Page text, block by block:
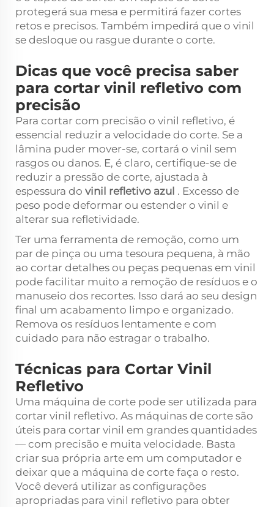
protegerá sua mesa e permitirá fazer cortes
retos e precisos. Também impedirá que o vinil
se desloque ou rasgue durante o corte.
Dicas que você precisa saber
para cortar vinil refletivo com
precisão
Para cortar com precisão o vinil refletivo, é
essencial reduzir a velocidade do corte. Se a
lâmina puder mover-se, cortará o vinil sem
rasgos ou danos. E, é claro, certifique-se de
reduzir a pressão de corte, ajustada à
espessura do vinil refletivo azul . Excesso de
peso pode deformar ou estender o vinil e
alterar sua refletividade.
Ter uma ferramenta de remoção, como um
par de pinça ou uma tesoura pequena, à mão
ao cortar detalhes ou peças pequenas em vinil
pode facilitar muito a remoção de resíduos e o
manuseio dos recortes. Isso dará ao seu design
final um acabamento limpo e organizado.
Remova os resíduos lentamente e com
cuidado para não estragar o trabalho.
Técnicas para Cortar Vinil
Refletivo
Uma máquina de corte pode ser utilizada para
cortar vinil refletivo. As máquinas de corte são
úteis para cortar vinil em grandes quantidades
— com precisão e muita velocidade. Basta
criar sua própria arte em um computador e
deixar que a máquina de corte faça o resto.
Você deverá utilizar as configurações
apropriadas para vinil refletivo para obter